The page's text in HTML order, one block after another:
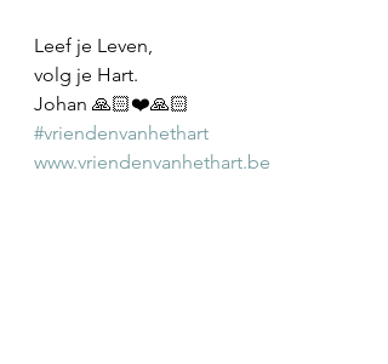
Leef je Leven,
volg je Hart.
Johan 🙏🏻❤️🙏🏻
#vriendenvanhethart
www.vriendenvanhethart.be